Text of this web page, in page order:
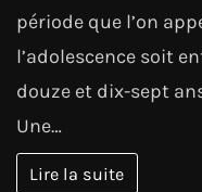
période que l’on
l’adolescence soit
douze et dix-sept
Une…
Lire la suite